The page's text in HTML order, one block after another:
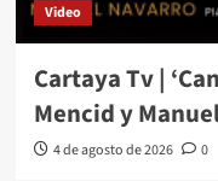
Video
Cartaya Tv |
Mencid y
4 de agosto de 2026 0